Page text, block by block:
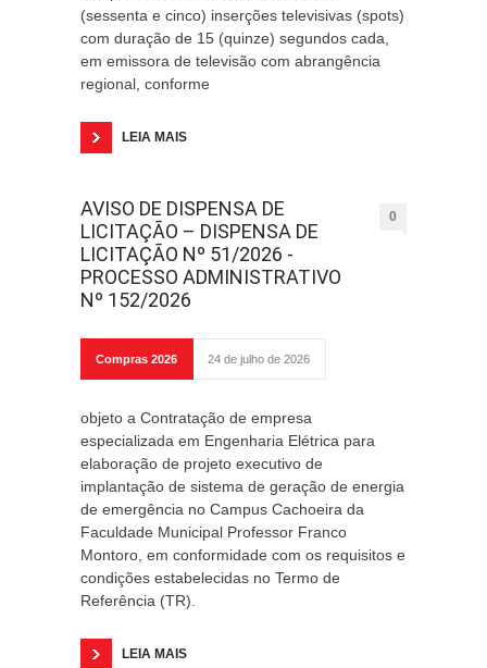
(sessenta e cinco) inserções televisivas (spots)
com duração de 15 (quinze) segundos cada,
em emissora de televisão com abrangência
regional, conforme
LEIA MAIS
AVISO DE DISPENSA DE
LICITAÇÃO – DISPENSA DE
LICITAÇÃO Nº 51/2026 -
PROCESSO ADMINISTRATIVO
Nº 152/2026
0
Compras 2026 24 de julho de 2026
objeto a Contratação de empresa
especializada em Engenharia Elétrica para
elaboração de projeto executivo de
implantação de sistema de geração de energia
de emergência no Campus Cachoeira da
Faculdade Municipal Professor Franco
Montoro, em conformidade com os requisitos e
condições estabelecidas no Termo de
Referência (TR).
LEIA MAIS